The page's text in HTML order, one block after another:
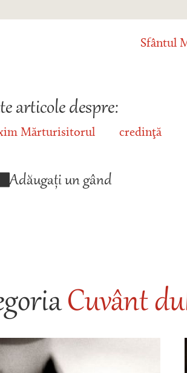
Sfântul
articole despre:
Mărturisitorul credinţă
Adăugați un gând
Cuvânt